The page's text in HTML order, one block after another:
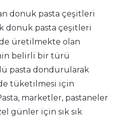
donuk pasta çeşitleri
donuk pasta çeşitleri
üretilmekte olan
belirli bir türü
pasta dondurularak
tüketilmesi için
marketler, pastaneler
günler için sık sık